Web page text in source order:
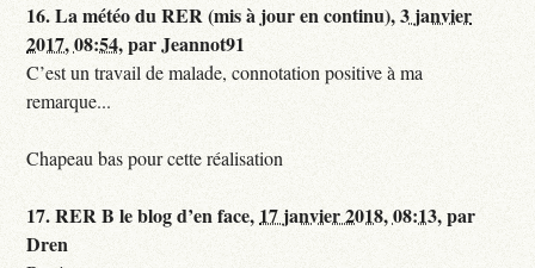
16.La météo du RER (mis à jour en continu),3 janvier
2017, 08:54,parJeannot91
C’est un travail de malade, connotation positive à ma
remarque...
Chapeau bas pour cette réalisation
17.RER B le blog d’en face, 17 janvier 2018, 08:13,par
Dren